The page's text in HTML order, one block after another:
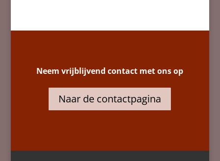
Neem vrijblijvend contact met ons op
Naar de contactpagina